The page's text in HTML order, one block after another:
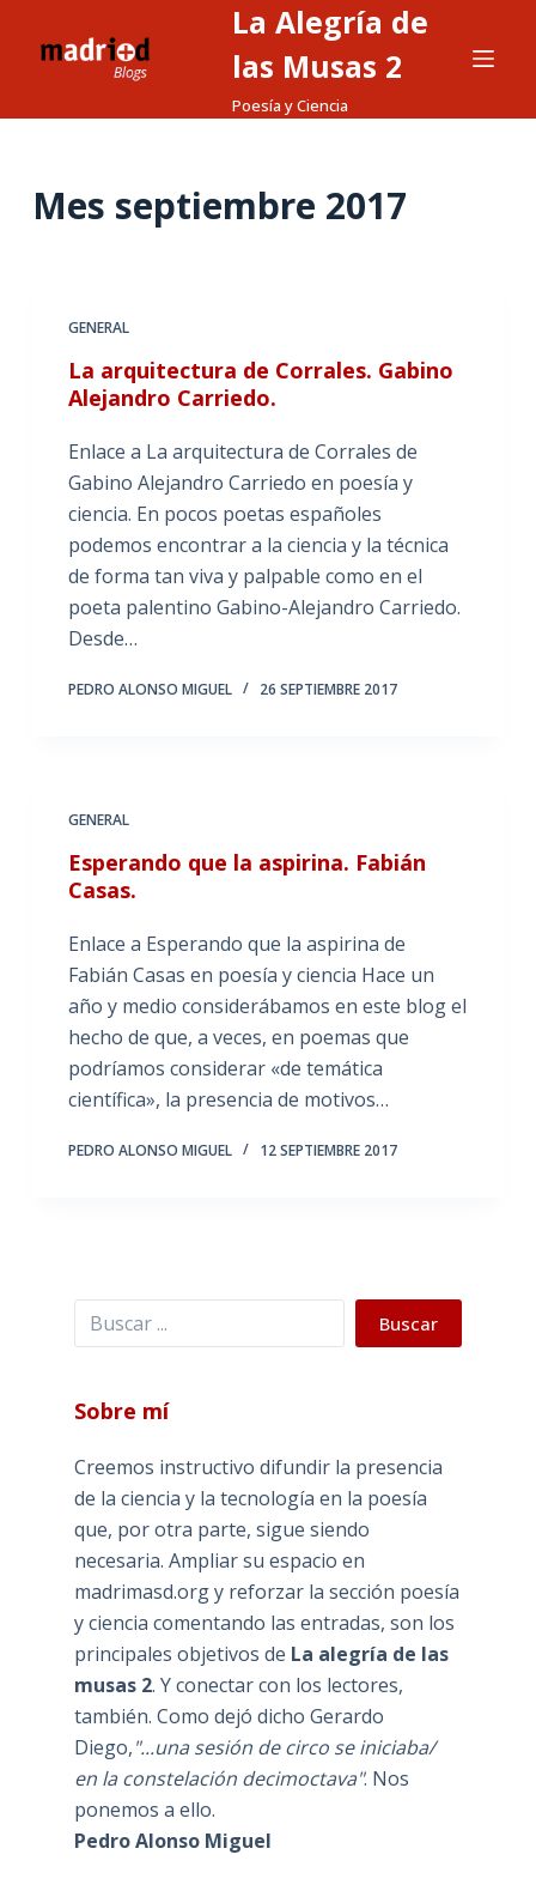
t
La Alegría de
las Musas 2
Poesía y Ciencia
Mes septiembre 2017
GENERAL
La arquitectura de Corrales. Gabino
Alejandro Carriedo.
Enlace a La arquitectura de Corrales de
Gabino Alejandro Carriedo en poesía y
ciencia. En pocos poetas españoles
podemos encontrar a la ciencia y la técnica
de forma tan viva y palpable como en el
poeta palentino Gabino-Alejandro Carriedo.
Desde…
PEDRO ALONSO MIGUEL 26 SEPTIEMBRE 2017
GENERAL
Esperando que la aspirina. Fabián
Casas.
Enlace a Esperando que la aspirina de
Fabián Casas en poesía y ciencia Hace un
año y medio considerábamos en este blog el
hecho de que, a veces, en poemas que
podríamos considerar «de temática
científica», la presencia de motivos…
PEDRO ALONSO MIGUEL 12 SEPTIEMBRE 2017
Buscar Buscar
Sobre mí
Creemos instructivo difundir la presencia
de la ciencia y la tecnología en la poesía
que, por otra parte, sigue siendo
necesaria. Ampliar su espacio en
madrimasd.org y reforzar la sección poesía
y ciencia comentando las entradas, son los
principales objetivos de La alegría de las
musas 2. Y conectar con los lectores,
también. Como dejó dicho Gerardo
Diego,"...una sesión de circo se iniciaba/
en la constelación decimoctava". Nos
ponemos a ello.
Pedro Alonso Miguel